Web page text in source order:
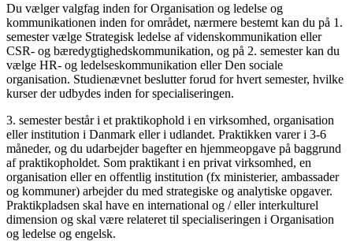
Du vælger valgfag inden for Organisation og ledelse og
kommunikationen inden for området, nærmere bestemt kan du på 1.
semester vælge Strategisk ledelse af videnskommunikation eller
CSR- og bæredygtighedskommunikation, og på 2. semester kan du
vælge HR- og ledelseskommunikation eller Den sociale
organisation. Studienævnet beslutter forud for hvert semester, hvilke
kurser der udbydes inden for specialiseringen.
3. semester består i et praktikophold i en virksomhed, organisation
eller institution i Danmark eller i udlandet. Praktikken varer i 3-6
måneder, og du udarbejder bagefter en hjemmeopgave på baggrund
af praktikopholdet. Som praktikant i en privat virksomhed, en
organisation eller en offentlig institution (fx ministerier, ambassader
og kommuner) arbejder du med strategiske og analytiske opgaver.
Praktikpladsen skal have en international og / eller interkulturel
dimension og skal være relateret til specialiseringen i Organisation
og ledelse og engelsk.